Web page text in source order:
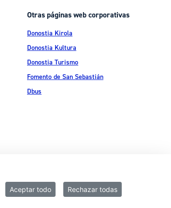
Ayuda a la tramitación
Otras páginas web corporativas
Donostia Kirola
Donostia Kultura
Donostia Turismo
Fomento de San Sebastián
Dbus
Política de cookies Declaración de accesibilidad
Aceptar todo Rechazar todas